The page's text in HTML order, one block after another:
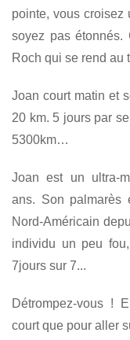
pointe, vous croisez
soyez pas étonnés.
Roch qui se rend au
Joan court matin et
20 km. 5 jours par
5300km…
Joan est un ultra-
ans. Son palmarès
Nord-Américain
individu un peu
7jours sur 7...
Détrompez-vous !
court que pour aller